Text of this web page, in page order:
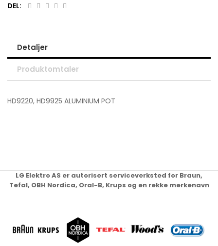
DEL:
Detaljer
Produktomtaler
HD9220, HD9925 ALUMINIUM POT
LG Elektro AS er autorisert serviceverksted for Braun,
Tefal, OBH Nordica, Oral-B, Krups og en rekke merkenavn